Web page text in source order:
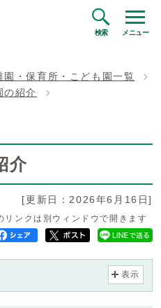
検索 メニュー
園・保育所・こども園一覧
の紹介
介
[更新日：2026年6月16日]
リンクは別ウィンドウで開きます
表示